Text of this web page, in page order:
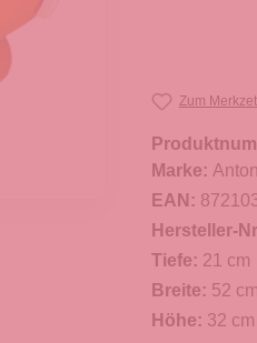
Zum
Marke:
EAN:
Hersteller-
Tiefe: 21 cm
Breite: 52 cm
Höhe: 32 cm